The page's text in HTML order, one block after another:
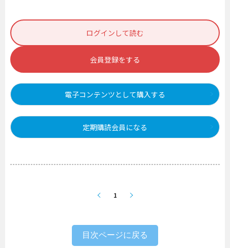
ログインして読む
会員登録をする
電子コンテンツとして購入する
定期購読会員になる
1
目次ページに戻る